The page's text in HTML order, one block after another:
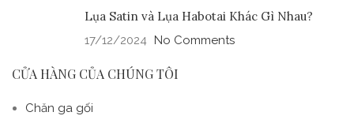
Lụa Satin và Lụa Habotai Khác Gì Nhau?
17/12/2024 No Comments
CỬA HÀNG CỦA CHÚNG TÔI
Chăn ga gối